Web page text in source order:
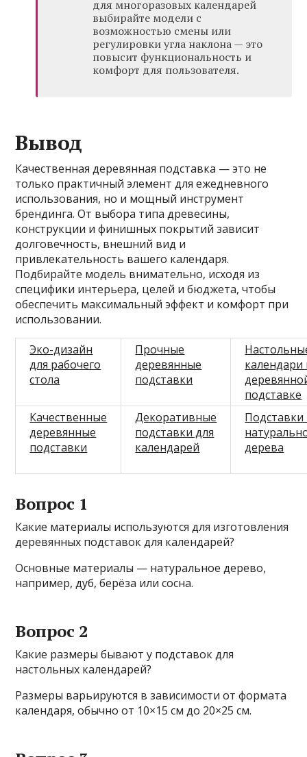
для многоразовых календарей
выбирайте модели с
возможностью смены или
регулировки угла наклона — это
повысит функциональность и
комфорт для пользователя.
Вывод
Качественная деревянная подставка — это не
только практичный элемент для ежедневного
использования, но и мощный инструмент
брендинга. От выбора типа древесины,
конструкции и финишных покрытий зависит
долговечность, внешний вид и
привлекательность вашего календаря.
Подбирайте модель внимательно, исходя из
специфики интерьера, целей и бюджета, чтобы
обеспечить максимальный эффект и комфорт при
использовании.
Эко-дизайн
для рабочего
стола
Прочные
деревянные
подставки
календари
подставке
Качественные
деревянные
подставки
Декоративные
подставки для
календарей
Подставки
дерева
Вопрос 1
Какие материалы используются для изготовления
деревянных подставок для календарей?
Основные материалы — натуральное дерево,
например, дуб, берёза или сосна.
Вопрос 2
Какие размеры бывают у подставок для
настольных календарей?
Размеры варьируются в зависимости от формата
календаря, обычно от 10×15 см до 20×25 см.